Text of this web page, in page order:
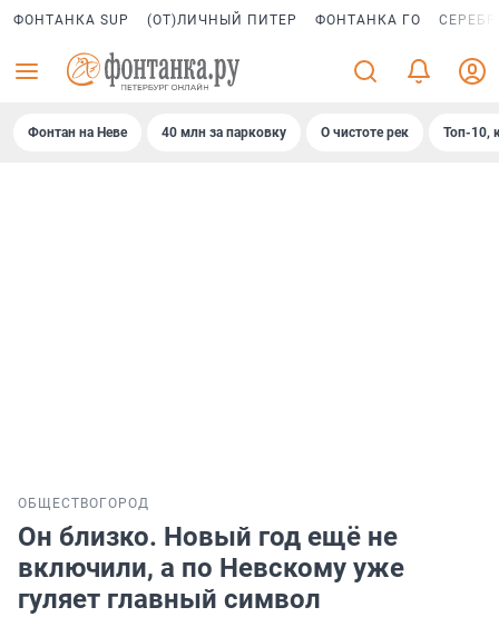
ФОНТАНКА SUP (ОТ)ЛИЧНЫЙ ПИТЕР ФОНТАНКА ГО
Фонтан на Неве 40 млн за парковку О чистоте рек Топ-10,
ОБЩЕСТВО ГОРОД
Он близко. Новый год ещё не
включили, а по Невскому уже
гуляет главный символ